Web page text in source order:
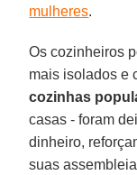
mulheres.
Os cozinheiros
mais isolados e
cozinhas
casas - foram
dinheiro,
suas